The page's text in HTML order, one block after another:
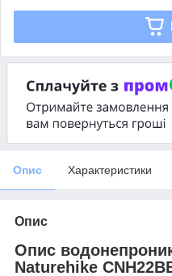
Опис Характеристики
Опис
Опис
Naturehike